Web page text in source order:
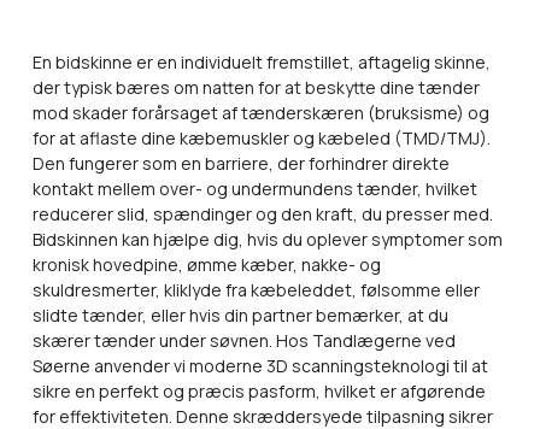
En bidskinne er en individuelt fremstillet, aftagelig skinne,
der typisk bæres om natten for at beskytte dine tænder
mod skader forårsaget af tænderskæren (bruksisme) og
for at aflaste dine kæbemuskler og kæbeled (TMD/TMJ).
Den fungerer som en barriere, der forhindrer direkte
kontakt mellem over- og undermundens tænder, hvilket
reducerer slid, spændinger og den kraft, du presser med.
Bidskinnen kan hjælpe dig, hvis du oplever symptomer som
kronisk hovedpine, ømme kæber, nakke- og
skuldresmerter, kliklyde fra kæbeleddet, følsomme eller
slidte tænder, eller hvis din partner bemærker, at du
skærer tænder under søvnen. Hos Tandlægerne ved
Søerne anvender vi moderne 3D scanningsteknologi til at
sikre en perfekt og præcis pasform, hvilket er afgørende
for effektiviteten. Denne skræddersyede tilpasning sikrer